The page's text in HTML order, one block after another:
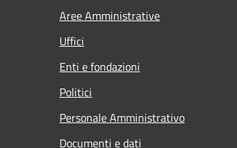
Aree Amministrative
Uffici
Enti e fondazioni
Politici
Personale Amministrativo
Documenti e dati